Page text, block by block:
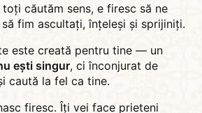
căutăm sens, e firesc să ne
fim ascultați, înțeleși și sprijiniți.
este creată pentru tine — un
ești singur, ci înconjurat de
caută la fel ca tine.
firesc. Îți vei face prieteni